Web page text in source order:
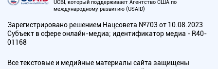
UCBI, который поддерживает Агентство США по
международному развитию (USAID)
Зарегистрировано решением Нацсовета №703 от 10.08.2023
Субъект в сфере онлайн-медиа; идентификатор медиа - R40-
01168
Все текстовые и медийные материалы сайта защищены